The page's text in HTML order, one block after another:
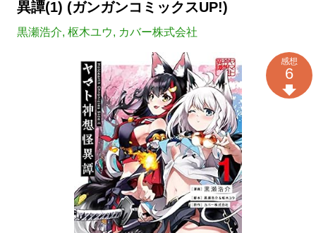
異譚(1) (ガンガンコミックスUP!)
黒瀬浩介, 枢木ユウ, カバー株式会社
感想
6